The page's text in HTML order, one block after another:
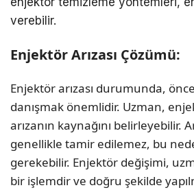
verebilir.
Enjektör Arızası Çözümü:
Enjektör arızası durumunda,
danışmak önemlidir. Uzman,
arızanın kaynağını belirleyebilir.
genellikle tamir edilemez, bu
gerekebilir. Enjektör değişimi,
bir işlemdir ve doğru şekilde